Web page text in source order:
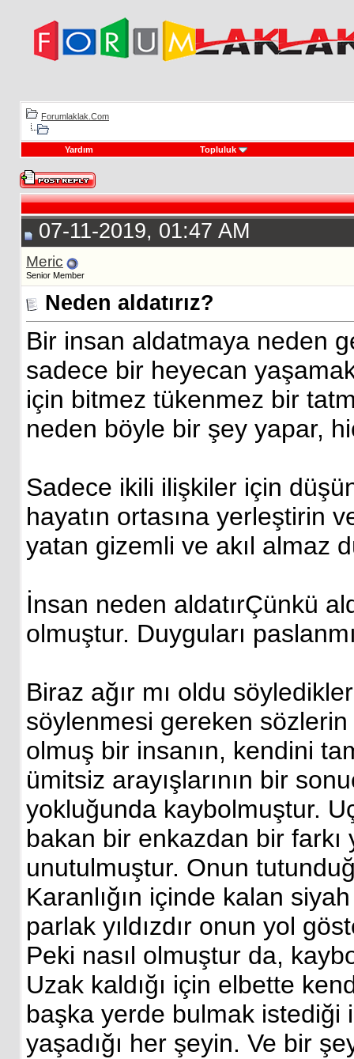
Forumlaklak.Com
Yardım Topluluk
07-11-2019, 01:47 AM
Meric
Senior Member
Neden aldatırız?
Bir insan aldatmaya neden
sadece bir heyecan yaşamak
için bitmez tükenmez bir
neden böyle bir şey yapar,
Sadece ikili ilişkiler için
hayatın ortasına yerleştirin
yatan gizemli ve akıl almaz
İnsan neden aldatırÇünkü
olmuştur. Duyguları
Biraz ağır mı oldu
söylenmesi gereken
olmuş bir insanın, kendini
ümitsiz arayışlarının bir
yokluğunda kaybolmuştur.
bakan bir enkazdan bir
unutulmuştur. Onun
Karanlığın içinde kalan
parlak yıldızdır onun yol
Peki nasıl olmuştur da,
Uzak kaldığı için elbette
başka yerde bulmak istediği
yaşadığı her şeyin. Ve bir